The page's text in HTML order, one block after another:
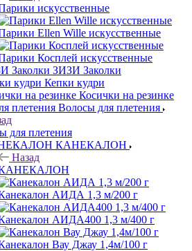
искусственные
Ellen Wille искусственные
Косплей искусственные
ЗИЗИ Заколки
Кепки кудри
Косички на резинке
Волосы для плетения
для плетения
КАНЕКАЛОН
Назад
АИДА 1,3 м/200 г
АИДА400 1,3 м/400 г
Вау Джау 1,4м/100 г